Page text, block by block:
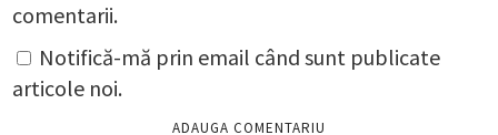
comentarii.
Notifică-mă prin email când sunt publicate
articole noi.